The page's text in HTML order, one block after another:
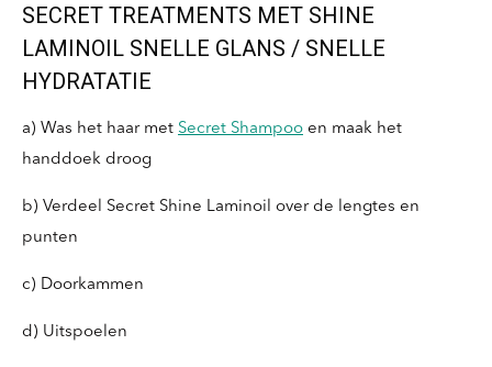
SECRET TREATMENTS MET SHINE
LAMINOIL SNELLE GLANS / SNELLE
HYDRATATIE
a) Was het haar met Secret Shampoo en maak het
handdoek droog
b) Verdeel Secret Shine Laminoil over de lengtes en
punten
c) Doorkammen
d) Uitspoelen